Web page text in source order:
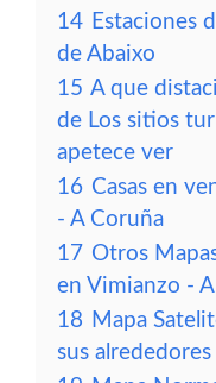
14 Estaciones
de Abaixo
15 A que
de Los sitios
apetece ver
16 Casas en
- A Coruña
17 Otros
en Vimianzo -
18 Mapa
sus alrededores